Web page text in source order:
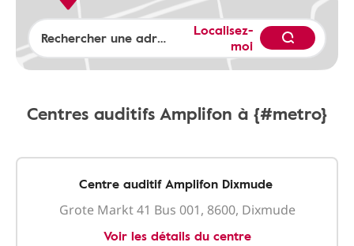
Localisez-
moi
Centres auditifs Amplifon à {#metro}
Centre auditif Amplifon Dixmude
Grote Markt 41 Bus 001, 8600, Dixmude
Voir les détails du centre